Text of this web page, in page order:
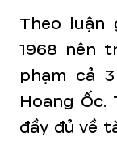
Theo luận
1968 nên
phạm cả
Hoang Ốc.
đầy đủ về